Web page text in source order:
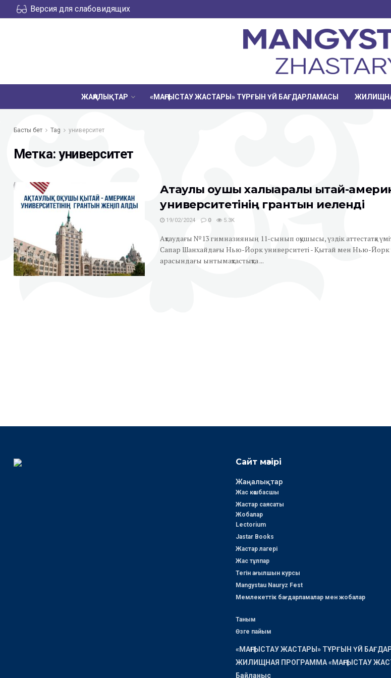
Версия для слабовидящих
ЖАҢАЛЫҚТАР «МАҢҒЫСТАУ ЖАСТАРЫ» ТҰРҒЫН ҮЙ БАҒДАРЛАМАСЫ
Басты бет Tag университет
Метка:университет
Ақтаулық оқушы халықаралық қытай-
университетінің грантын иеленді
19/02/2024 0 5.3K
Ақтаудағы №13 гимназияның 11-сынып оқушысы, үздік аттестатқа
Сапар Шанхайдағы Нью-Йорк университеті - Қытай мен Нью-Йорк
арасындағы ынтымақтастықта ...
Сайт мәзірі
Жаңалықтар
Жас көшбасшы
Жастар саясаты
Жобалар
Lectorium
Jastar Books
Жастар лагері
Жас тұлпар
Тегін ағылшын курсы
Mangystau Nauryz Fest
Мемлекеттік бағдарламалар мен жобалар
Таным
Өзге пайым
«МАҢҒЫСТАУ ЖАСТАРЫ» ТҰРҒЫН ҮЙ
ЖИЛИЩНАЯ ПРОГРАММА «МАҢҒЫСТАУ
Байланыс